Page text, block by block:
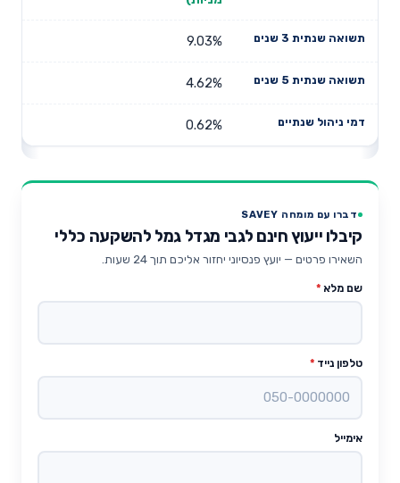
9.03%
4.62%
0.62%
דברו עם מומחה SAVEY
קיבלו ייעוץ חינם לגבי מגדל גמל להשקעה כללי
השאירו פרטים — יועץ פנסיוני יחזור אליכם תוך 24 שעות.
שם מלא *
טלפון נייד *
אימייל